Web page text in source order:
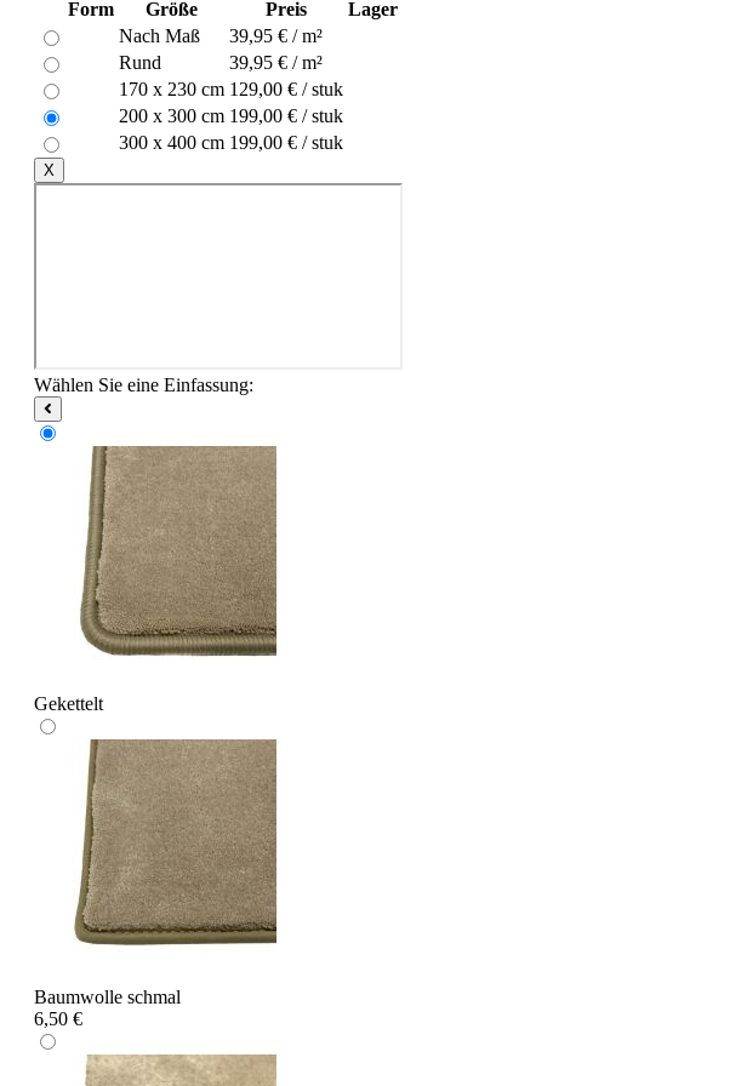
Form Größe Preis
Lager
Nach Maß
39,95 € / m²
Rund
39,95 € / m²
170 x 230 cm 129,00 € / stuk
200 x 300 cm 199,00 € / stuk
300 x 400 cm 199,00 € / stuk
X
Wählen Sie eine Einfassung:
Gekettelt
Baumwolle schmal
6,50 €